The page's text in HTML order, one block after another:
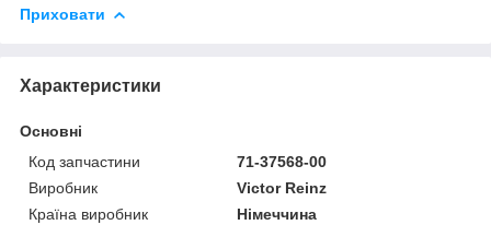
Приховати
Характеристики
Основні
Код запчастини
71-37568-00
Виробник
Victor Reinz
Країна виробник
Німеччина